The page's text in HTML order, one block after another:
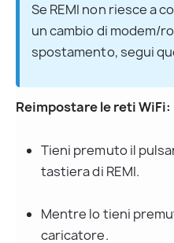
Se REMI non riesce a
un cambio di modem/
spostamento, segui
Reimpostare le reti WiFi:
Tieni premuto il
tastiera di REMI.
Mentre lo tieni
caricatore.